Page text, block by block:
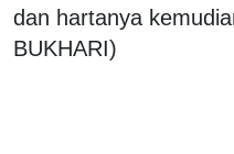
dan hartanya
BUKHARI)